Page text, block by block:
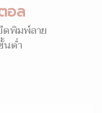
อล
ดพิมพ์ลาย
นต่ำ